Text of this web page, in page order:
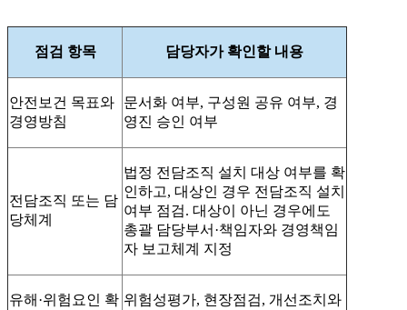
점검 항목 담당자가 확인할 내용
안전보건 목표와
경영방침
문서화 여부, 구성원 공유 여부, 경
영진 승인 여부
전담조직 또는 담
당체계
법정 전담조직 설치 대상 여부를 확
인하고, 대상인 경우 전담조직 설치
여부 점검. 대상이 아닌 경우에도
총괄 담당부서·책임자와 경영책임
자 보고체계 지정
유해·위험요인 확 위험성평가, 현장점검, 개선조치와